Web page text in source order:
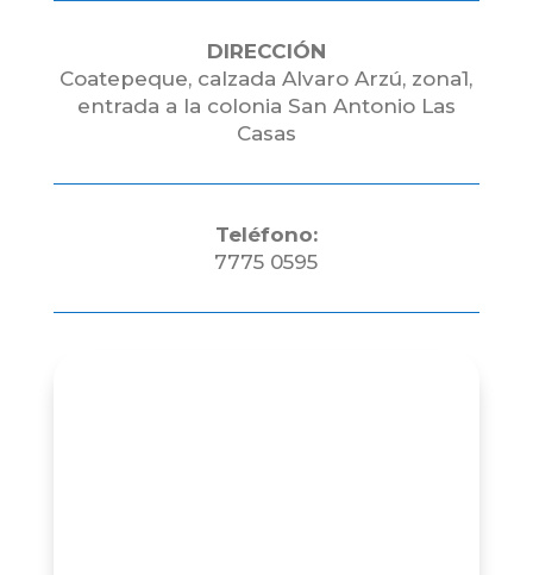
DIRECCIÓN
Coatepeque, calzada Alvaro Arzú, zona1,
entrada a la colonia San Antonio Las
Casas
Teléfono:
7775 0595